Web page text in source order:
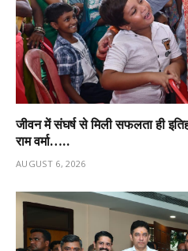
जीवन में संघर्ष से मिली सफलता ही
राम वर्मा…..
AUGUST 6, 2026